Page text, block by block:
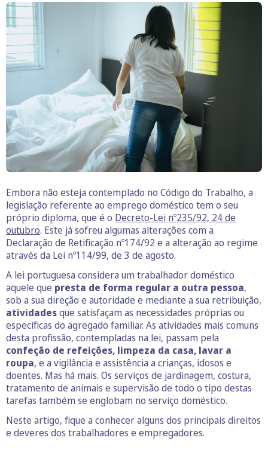
Embora não esteja contemplado no Código do Trabalho, a
legislação referente ao emprego doméstico tem o seu
próprio diploma, que é o Decreto-Lei nº235/92, 24 de
outubro. Este já sofreu algumas alterações com a
Declaração de Retificação nº174/92 e a alteração ao regime
através da Lei nº114/99, de 3 de agosto.
A lei portuguesa considera um trabalhador doméstico
aquele que presta de forma regular a outra pessoa,
sob a sua direção e autoridade e mediante a sua retribuição,
atividadesque satisfaçam as necessidades próprias ou
específicas do agregado familiar. As atividades mais comuns
desta profissão, contempladas na lei, passam pela
confeção de refeições, limpeza da casa, lavar a
roupa, e a vigilância e assistência a crianças, idosos e
doentes. Mas há mais. Os serviços de jardinagem, costura,
tratamento de animais e supervisão de todo o tipo destas
tarefas também se englobam no serviço doméstico.
Neste artigo, fique a conhecer alguns dos principais direitos
e deveres dos trabalhadores e empregadores.